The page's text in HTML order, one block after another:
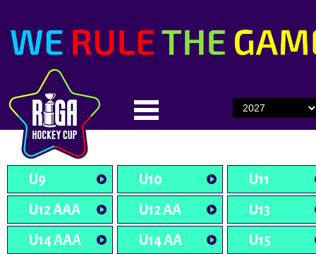
U9 U10
U11
U12 AAA
U12 AA
U13
U14 AAA
U14 AA
U15